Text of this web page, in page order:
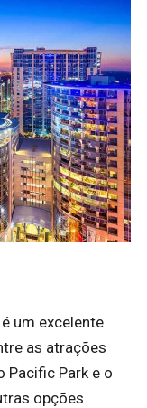
é um excelente
as atrações
Pacific Park e o
opções